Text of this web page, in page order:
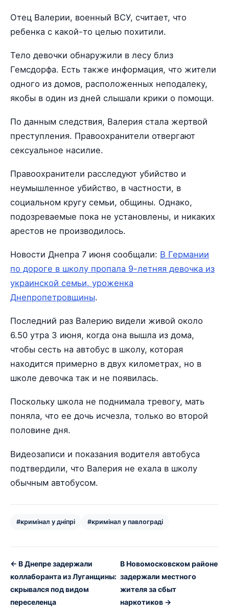
Отец Валерии, военный ВСУ, считает, что
ребенка с какой-то целью похитили.
Тело девочки обнаружили в лесу близ
Гемсдорфа. Есть также информация, что жители
одного из домов, расположенных неподалеку,
якобы в один из дней слышали крики о помощи.
По данным следствия, Валерия стала жертвой
преступления. Правоохранители отвергают
сексуальное насилие.
Правоохранители расследуют убийство и
неумышленное убийство, в частности, в
социальном кругу семьи, общины. Однако,
подозреваемые пока не установлены, и никаких
арестов не производилось.
Новости Днепра 7 июня сообщали: В Германии
по дороге в школу пропала 9-летняя девочка из
украинской семьи, уроженка
Днепропетровщины.
Последний раз Валерию видели живой около
6.50 утра 3 июня, когда она вышла из дома,
чтобы сесть на автобус в школу, которая
находится примерно в двух километрах, но в
школе девочка так и не появилась.
Поскольку школа не поднимала тревогу, мать
поняла, что ее дочь исчезла, только во второй
половине дня.
Видеозаписи и показания водителя автобуса
подтвердили, что Валерия не ехала в школу
обычным автобусом.
#кримінал у дніпрі #кримінал у павлограді
← В Днепре задержали
коллаборанта из Луганщины:
скрывался под видом
переселенца
В Новомосковском районе
задержали местного
жителя за сбыт
наркотиков →